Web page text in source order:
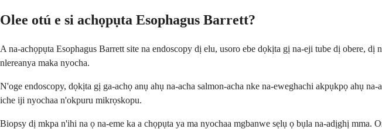
Olee otú e si achọpụta Esophagus Barrett?
A na-achọpụta Esophagus Barrett site na endoscopy dị elu, usoro ebe dọkịta gị na-eji tube dị obere,
nlereanya maka nyocha.
N'oge endoscopy, dọkịta gị ga-achọ anụ ahụ na-acha salmon-acha nke na-eweghachi akpụkpọ ahụ
iche iji nyochaa n'okpuru mikrọskopu.
Biopsy dị mkpa n'ihi na ọ na-eme ka a chọpụta ya ma nyochaa mgbanwe sẹlụ ọ bụla na-adịghị